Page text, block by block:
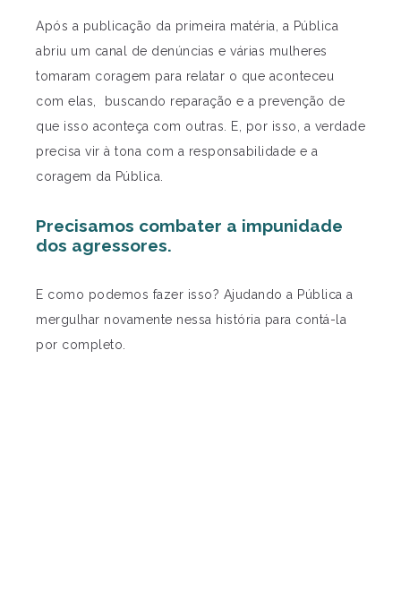
Após a publicação da primeira matéria, a Pública
abriu um canal de denúncias e várias mulheres
tomaram coragem para relatar o que aconteceu
com elas, buscando reparação e a prevenção de
que isso aconteça com outras. E, por isso, a verdade
precisa vir à tona com a responsabilidade e a
coragem da Pública.
Precisamos combater a impunidade
dos agressores.
E como podemos fazer isso? Ajudando a Pública a
mergulhar novamente nessa história para contá-la
por completo.